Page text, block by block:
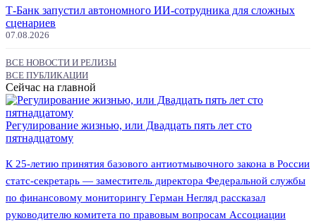
Т-Банк запустил автономного ИИ-сотрудника для сложных
сценариев
07.08.2026
ВСЕ НОВОСТИ И РЕЛИЗЫ
ВСЕ ПУБЛИКАЦИИ
Сейчас на главной
Регулирование жизнью, или Двадцать пять лет сто
пятнадцатому
К 25-летию принятия базового антиотмывочного закона в России
статс-секретарь — заместитель директора Федеральной службы
по финансовому мониторингу Герман Негляд рассказал
руководителю комитета по правовым вопросам Ассоциации